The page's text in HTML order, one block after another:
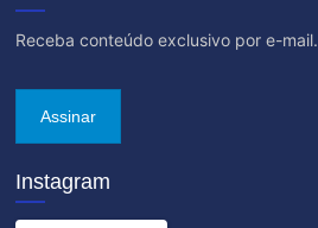
Receba conteúdo exclusivo por e-mail.
Assinar
Instagram